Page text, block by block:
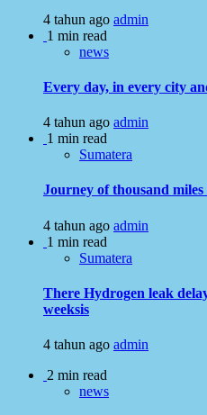
4 tahun ago admin
1 min read
news
Every day, in every city
4 tahun ago admin
1 min read
Sumatera
Journey of thousand
4 tahun ago admin
1 min read
Sumatera
There Hydrogen leak
weeksis
4 tahun ago admin
2 min read
news